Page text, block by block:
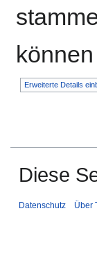
Erweiterte Details
Diese
Datenschutz Über